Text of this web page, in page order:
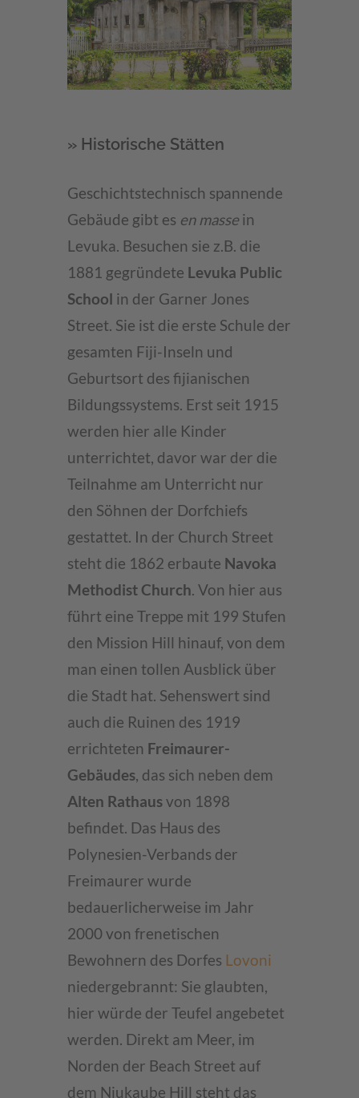
» Historische Stätten
Geschichtstechnisch spannende
Gebäude gibt es en massein
Levuka. Besuchen sie z.B. die
1881 gegründete Levuka Public
School in der Garner Jones
Street. Sie ist die erste Schule der
gesamten Fiji-Inseln und
Geburtsort des fijianischen
Bildungssystems. Erst seit 1915
werden hier alle Kinder
unterrichtet, davor war der die
Teilnahme am Unterricht nur
den Söhnen der Dorfchiefs
gestattet. In der Church Street
steht die 1862 erbaute Navoka
Methodist Church. Von hier aus
führt eine Treppe mit 199 Stufen
den Mission Hill hinauf, von dem
man einen tollen Ausblick über
die Stadt hat. Sehenswert sind
auch die Ruinen des 1919
errichteten Freimaurer-
Gebäudes, das sich neben dem
Alten Rathausvon 1898
befindet. Das Haus des
Polynesien-Verbands der
Freimaurer wurde
bedauerlicherweise im Jahr
2000 von frenetischen
Bewohnern des Dorfes Lovoni
niedergebrannt: Sie glaubten,
hier würde der Teufel angebetet
werden. Direkt am Meer, im
Norden der Beach Street auf
dem Niukaube Hill steht das